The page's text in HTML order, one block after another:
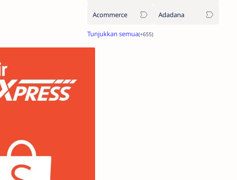
Acommerce Adadana